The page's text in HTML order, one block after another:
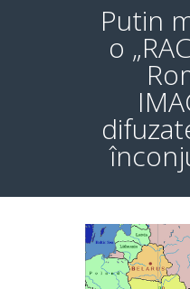
Putin
o